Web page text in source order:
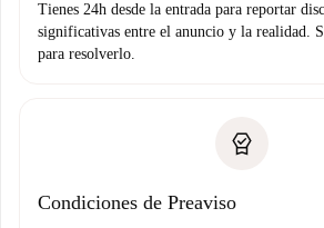
Tienes 24h desde la entrada para reportar
significativas entre el anuncio y la realidad.
para resolverlo.
Condiciones de Preaviso